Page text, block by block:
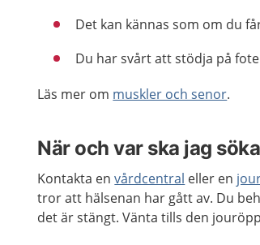
Det kan kännas som om du
Du har svårt att stödja på
Läs mer om muskler och senor.
När och var ska jag
Kontakta envårdcentral eller en
tror att hälsenan har gått av. Du
det är stängt. Vänta tills den